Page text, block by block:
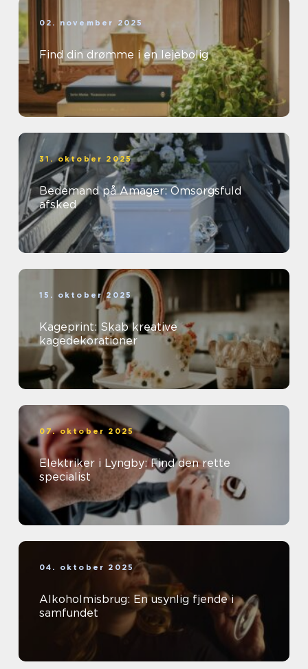
02. november 2025
Find din drømme i en lejebolig
31. oktober 2025
Bedemand på Amager: Omsorgsfuld
afsked
15. oktober 2025
Kageprint: Skab kreative
kagedekorationer
07. oktober 2025
Elektriker i Lyngby: Find den rette
specialist
04. oktober 2025
Alkoholmisbrug: En usynlig fjende i
samfundet